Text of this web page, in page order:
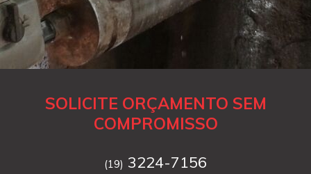
SOLICITE ORÇAMENTO SEM
COMPROMISSO
(19) 3224-7156